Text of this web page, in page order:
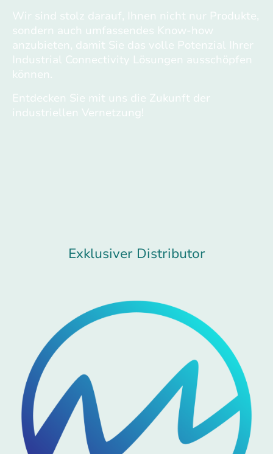
Wir sind stolz darauf, Ihnen nicht nur Produkte,
sondern auch umfassendes Know-how
anzubieten, damit Sie das volle Potenzial Ihrer
Industrial Connectivity Lösungen ausschöpfen
können.
Entdecken Sie mit uns die Zukunft der
industriellen Vernetzung!
Exklusiver Distributor